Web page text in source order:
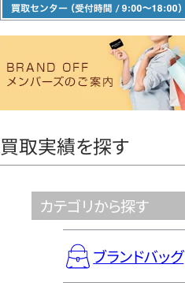
ー
ヤ
買取実績を探す
カテゴリから探す
ブランドバッグ